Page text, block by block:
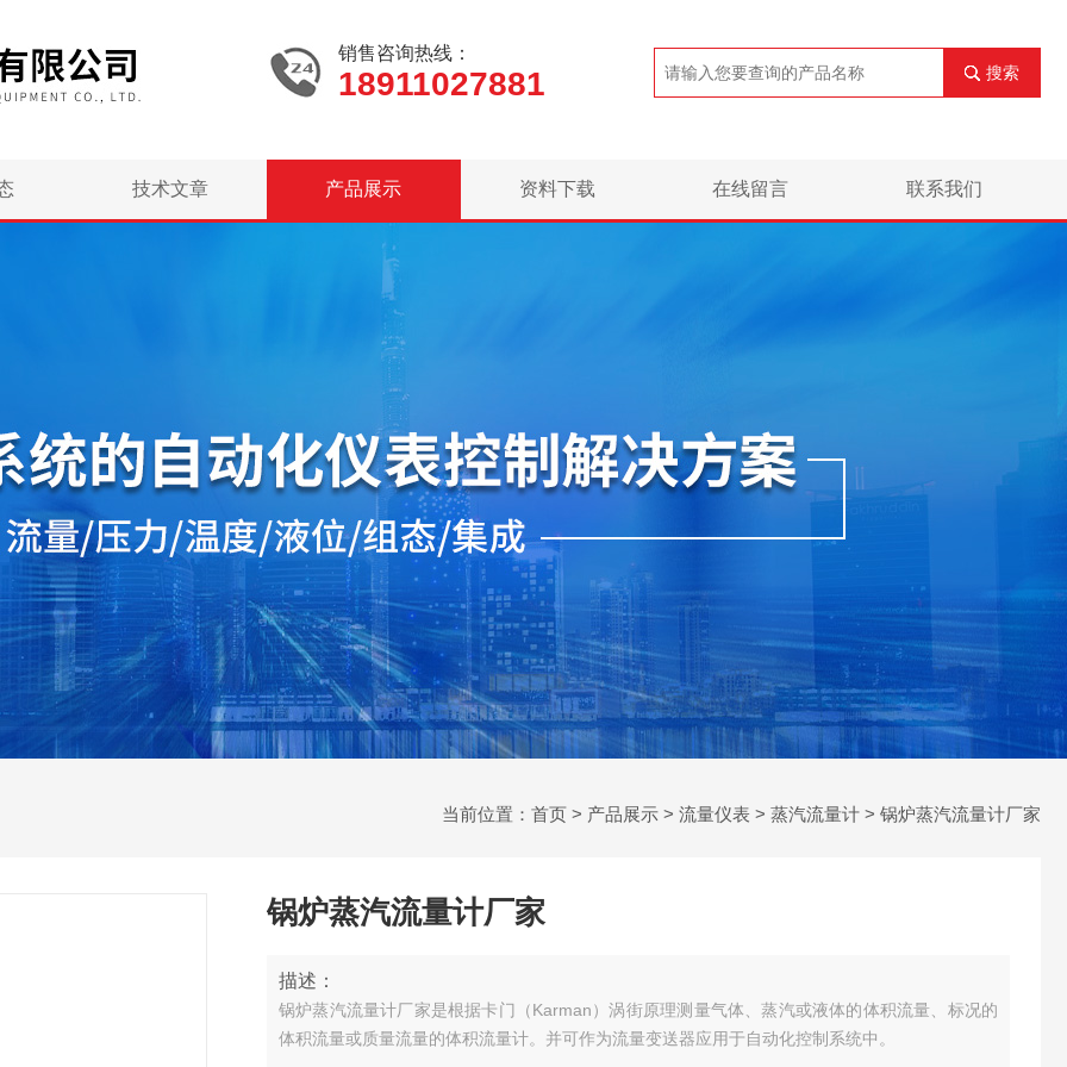
销售咨询热线：
18911027881 搜索
技术文章 产品展示 资料下载 在线留言 联系我们
当前位置： 首页 > 产品展示 > 流量仪表 > 蒸汽流量计 > 锅炉蒸汽流量计厂家
锅炉蒸汽流量计厂家
描述：
锅炉蒸汽流量计厂家是根据卡门（Karman）涡街原理测量气体、蒸汽或液体的体积流量、标况的
体积流量或质量流量的体积流量计。并可作为流量变送器应用于自动化控制系统中。